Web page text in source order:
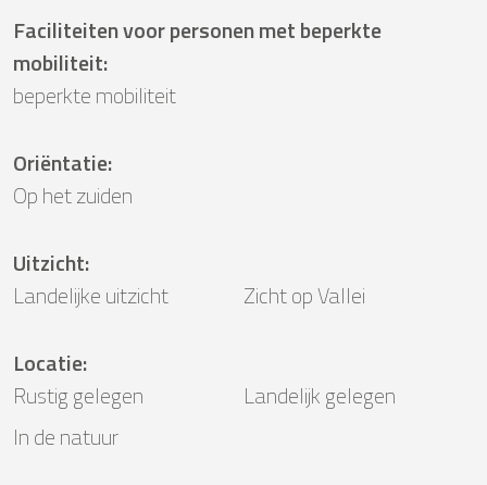
Faciliteiten voor personen met beperkte
mobiliteit:
beperkte mobiliteit
Oriëntatie:
Op het zuiden
Uitzicht:
Landelijke uitzicht
Zicht op Vallei
Locatie:
Rustig gelegen
Landelijk gelegen
In de natuur